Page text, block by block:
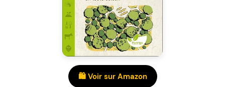
🛍️ Voir sur Amazon